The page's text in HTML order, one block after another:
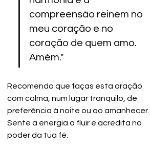
compreensão reinem no
meu coração e no
coração de quem amo.
Amém."
Recomendo que faças esta oração
com calma, num lugar tranquilo, de
preferência à noite ou ao amanhecer.
Sente a energia a fluir e acredita no
poder da tua fé.